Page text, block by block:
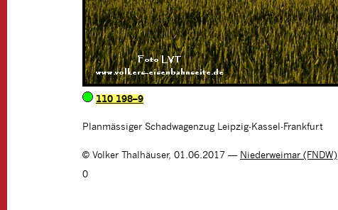
110 198–9
Planmässiger Schadwagenzug Leipzig-Kassel-Frankfurt
© Volker Thalhäuser, 01.06.2017 — Niederweimar (FNDW)
0